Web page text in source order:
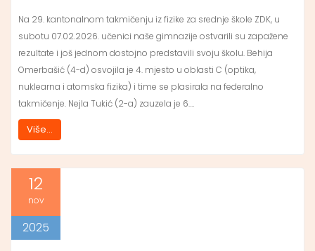
Na 29. kantonalnom takmičenju iz fizike za srednje škole ZDK, u
subotu 07.02.2026. učenici naše gimnazije ostvarili su zapažene
rezultate i još jednom dostojno predstavili svoju školu. Behija
Omerbašić (4-d) osvojila je 4. mjesto u oblasti C (optika,
nuklearna i atomska fizika) i time se plasirala na federalno
takmičenje. Nejla Tukić (2-a) zauzela je 6.…
Više...
12
nov
2025